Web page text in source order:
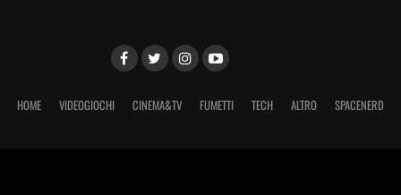
HOME VIDEOGIOCHI CINEMA&TV FUMETTI TECH ALTRO SPACENERD